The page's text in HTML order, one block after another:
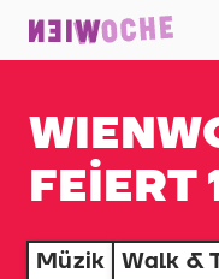
FEIERT
Müzik Walk &